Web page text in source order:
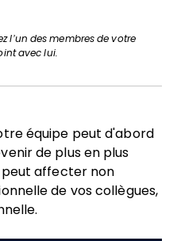
l’un des membres de votre
avec lui.
équipe peut d'abord
de plus en plus
peut affecter non
de vos collègues,